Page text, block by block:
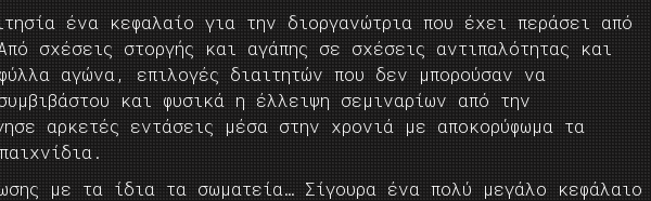
ένα κεφαλαίο για την διοργανώτρια που έχει περάσει από
σχέσεις στοργής και αγάπης σε σχέσεις αντιπαλότητας και
αγώνα, επιλογές διαιτητών που δεν μπορούσαν να
και φυσικά η έλλειψη σεμιναρίων από την
αρκετές εντάσεις μέσα στην χρονιά με αποκορύφωμα τα
με τα ίδια τα σωματεία… Σίγουρα ένα πολύ μεγάλο κεφάλαιο